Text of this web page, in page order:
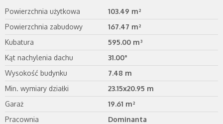
Powierzchnia użytkowa
103.49 m²
Powierzchnia zabudowy
167.47 m²
Kubatura
595.00 m³
Kąt nachylenia dachu
31.00°
Wysokość budynku
7.48 m
Min. wymiary działki
23.15x20.95 m
Garaż
19.61 m²
Pracownia
Dominanta